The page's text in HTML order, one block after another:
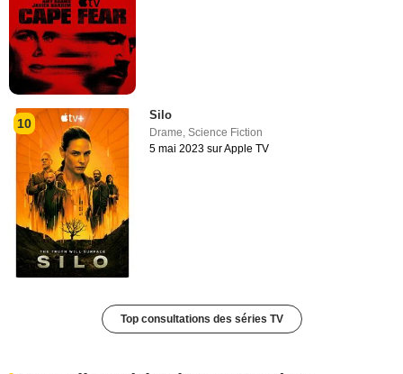
10
Silo
Drame,Science Fiction
5 mai 2023 sur Apple TV
Top consultations des séries TV